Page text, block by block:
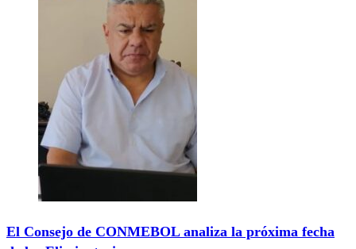
El Consejo de CONMEBOL analiza la próxima fecha